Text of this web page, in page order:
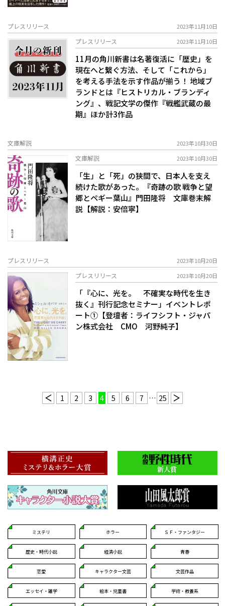
プレスリリース 2023年11月10日
プレスリリース 2023年11月10日
11月の角川新書は名著復活に「歴史」を
現在へと繋ぐ方法、そして「これから」
を考える手法を示す作品が揃う！ 地域ブ
ランドとは『ヒストリカル・ブランディ
ング』、戦記文学の傑作『戦艦武蔵の最
期』ほか計3作品
文庫解説 2023年10月30日
文庫解説 2023年10月30日
「生」と「死」の狭間で、日本人を支え
続けた歌があった。――『奇跡の歌 戦争と望
郷とペギー葉山』門田隆将 文庫巻末解
説【解説：安倍寧】
プレスリリース 2023年10月20日
プレスリリース 2023年10月20日
「『心に、光を。 不確実な時代を生き
抜く』刊行記念セミナー」イベントレポ
ート①【登壇者：ライフシフト・ジャパ
ン株式会社 CMO 河野純子】
1 2 3 4 5 6 7 … 25
ミステリ ホラー ＳＦ・ファンタジー
歴史・時代小説 経済小説 青春
恋愛 キャラクター文芸 文芸作品
エッセイ・雑学 絵本・児童書 学術・教養系